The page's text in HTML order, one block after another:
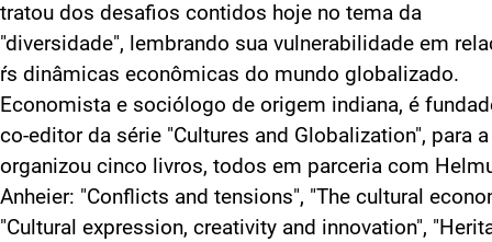
tratou dos desafios contidos hoje no tema da
"diversidade", lembrando sua vulnerabilidade em
ŕs dinâmicas econômicas do mundo globalizado.
Economista e sociólogo de origem indiana, é
co-editor da série "Cultures and Globalization", para
organizou cinco livros, todos em parceria com
Anheier: "Conflicts and tensions", "The cultural
"Cultural expression, creativity and innovation",